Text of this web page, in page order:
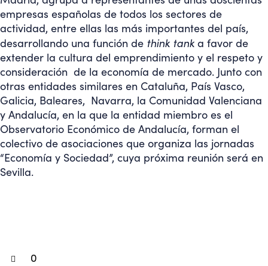
empresas españolas de todos los sectores de
actividad, entre ellas las más importantes del país,
desarrollando una función de think tanka favor de
extender la cultura del emprendimiento y el respeto y
consideración de la economía de mercado. Junto con
otras entidades similares en Cataluña, País Vasco,
Galicia, Baleares, Navarra, la Comunidad Valenciana
y Andalucía, en la que la entidad miembro es el
Observatorio Económico de Andalucía, forman el
colectivo de asociaciones que organiza las jornadas
“Economía y Sociedad”, cuya próxima reunión será en
Sevilla.
0